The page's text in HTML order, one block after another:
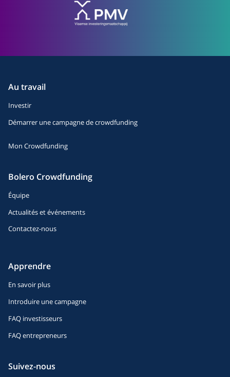
Au travail
Investir
Démarrer une campagne de crowdfunding
Mon Crowdfunding
Bolero Crowdfunding
Équipe
Actualités et événements
Contactez-nous
Apprendre
En savoir plus
Introduire une campagne
FAQ investisseurs
FAQ entrepreneurs
Suivez-nous